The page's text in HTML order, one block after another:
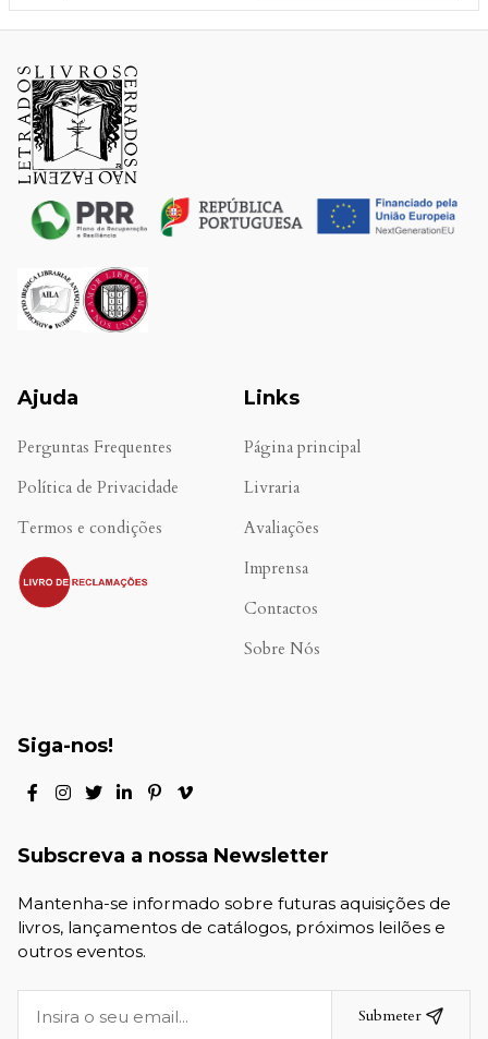
Ajuda
Perguntas Frequentes
Política de Privacidade
Termos e condições
.
Links
Página principal
Livraria
Avaliações
Imprensa
Contactos
Sobre Nós
Siga-nos!
Subscreva a nossa Newsletter
Mantenha-se informado sobre futuras aquisições de
livros, lançamentos de catálogos, próximos leilões e
outros eventos.
Submeter